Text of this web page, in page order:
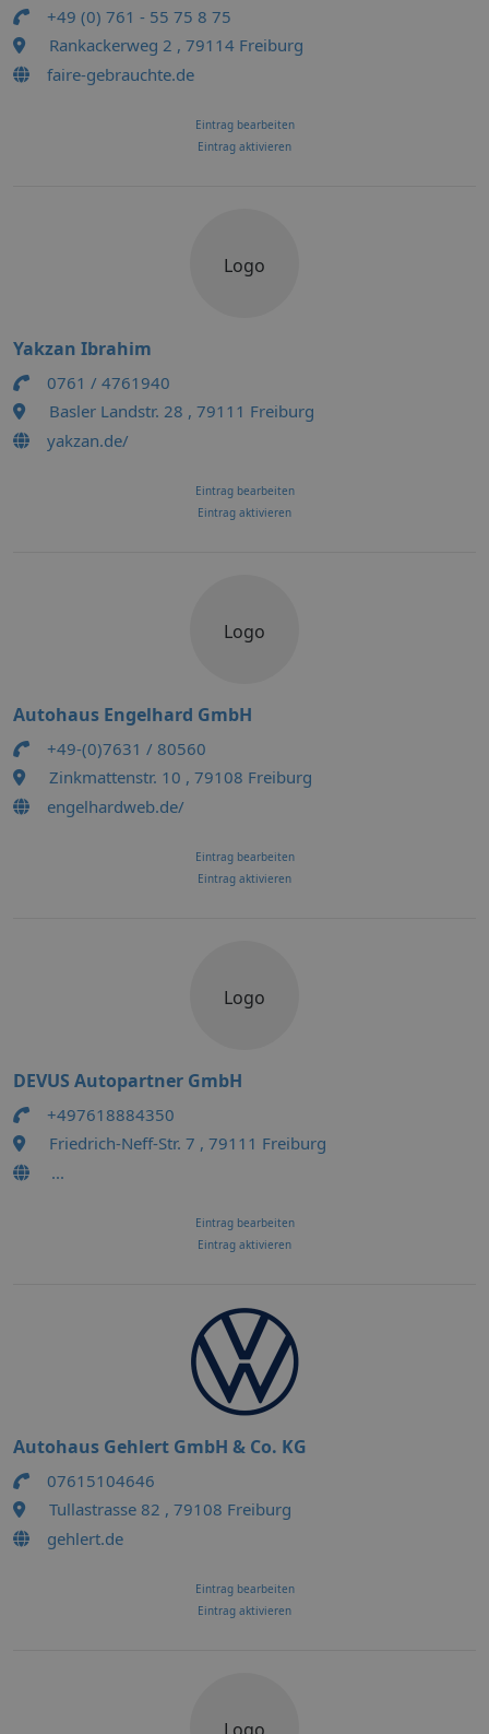
+49 (0) 761 - 55 75 8 75
Rankackerweg 2 , 79114 Freiburg
faire-gebrauchte.de
Eintrag bearbeiten
Eintrag aktivieren
Logo
Yakzan Ibrahim
0761 / 4761940
Basler Landstr. 28 , 79111 Freiburg
yakzan.de/
Eintrag bearbeiten
Eintrag aktivieren
Logo
Autohaus Engelhard GmbH
+49-(0)7631 / 80560
Zinkmattenstr. 10 , 79108 Freiburg
engelhardweb.de/
Eintrag bearbeiten
Eintrag aktivieren
Logo
DEVUS Autopartner GmbH
+497618884350
Friedrich-Neff-Str. 7 , 79111 Freiburg
...
Eintrag bearbeiten
Eintrag aktivieren
Autohaus Gehlert GmbH & Co. KG
07615104646
Tullastrasse 82 , 79108 Freiburg
gehlert.de
Eintrag bearbeiten
Eintrag aktivieren